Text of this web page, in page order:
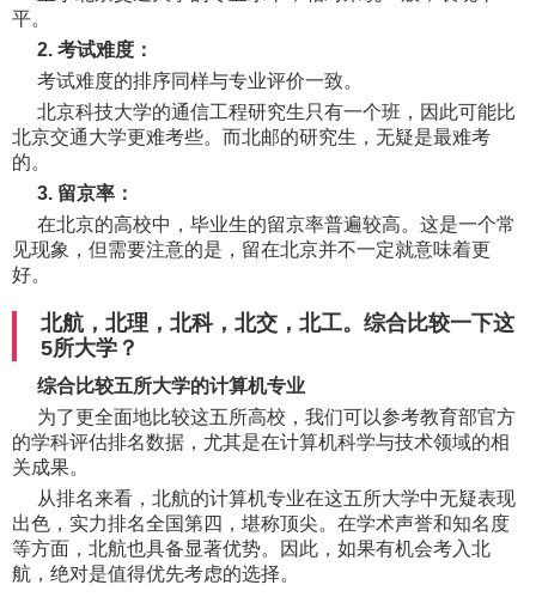
平。
2. 考试难度：
考试难度的排序同样与专业评价一致。
北京科技大学的通信工程研究生只有一个班，因此可能比
北京交通大学更难考些。而北邮的研究生，无疑是最难考
的。
3. 留京率：
在北京的高校中，毕业生的留京率普遍较高。这是一个常
见现象，但需要注意的是，留在北京并不一定就意味着更
好。
北航，北理，北科，北交，北工。综合比较一下这
5所大学？
综合比较五所大学的计算机专业
为了更全面地比较这五所高校，我们可以参考教育部官方
的学科评估排名数据，尤其是在计算机科学与技术领域的相
关成果。
从排名来看，北航的计算机专业在这五所大学中无疑表现
出色，实力排名全国第四，堪称顶尖。在学术声誉和知名度
等方面，北航也具备显著优势。因此，如果有机会考入北
航，绝对是值得优先考虑的选择。